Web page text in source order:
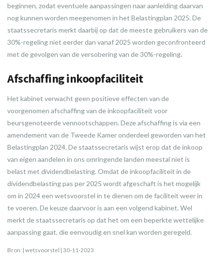
beginnen, zodat eventuele aanpassingen naar aanleiding daarvan
nog kunnen worden meegenomen in het Belastingplan 2025. De
staatssecretaris merkt daarbij op dat de meeste gebruikers van de
30%-regeling niet eerder dan vanaf 2025 worden geconfronteerd
met de gevolgen van de versobering van de 30%-regeling.
Afschaffing inkoopfaciliteit
Het kabinet verwacht geen positieve effecten van de
voorgenomen afschaffing van de inkoopfaciliteit voor
beursgenoteerde vennootschappen. Deze afschaffing is via een
amendement van de Tweede Kamer onderdeel geworden van het
Belastingplan 2024. De staatssecretaris wijst erop dat de inkoop
van eigen aandelen in ons omringende landen meestal niet is
belast met dividendbelasting. Omdat de inkoopfaciliteit in de
dividendbelasting pas per 2025 wordt afgeschaft is het mogelijk
om in 2024 een wetsvoorstel in te dienen om de faciliteit weer in
te voeren. De keuze daarvoor is aan een volgend kabinet. Wel
merkt de staatssecretaris op dat het om een beperkte wettelijke
aanpassing gaat, die eenvoudig en snel kan worden geregeld.
Bron: | wetsvoorstel | 30-11-2023